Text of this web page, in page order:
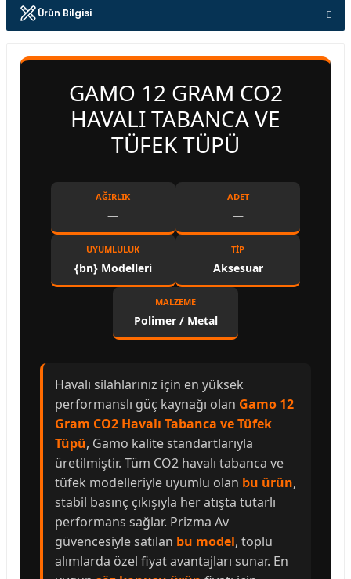
Ürün Bilgisi
GAMO 12 GRAM CO2
HAVALI TABANCA VE
TÜFEK TÜPÜ
AĞIRLIK
—
ADET
—
UYUMLULUK
{bn} Modelleri
TIP
Aksesuar
MALZEME
Polimer / Metal
Havalı silahlarınız için en yüksek
performanslı güç kaynağı olan Gamo 12
Gram CO2 Havalı Tabanca ve Tüfek
Tüpü, Gamo kalite standartlarıyla
üretilmiştir. Tüm CO2 havalı tabanca ve
tüfek modelleriyle uyumlu olan bu ürün,
stabil basınç çıkışıyla her atışta tutarlı
performans sağlar. Prizma Av
güvencesiyle satılan bu model, toplu
alımlarda özel fiyat avantajları sunar. En